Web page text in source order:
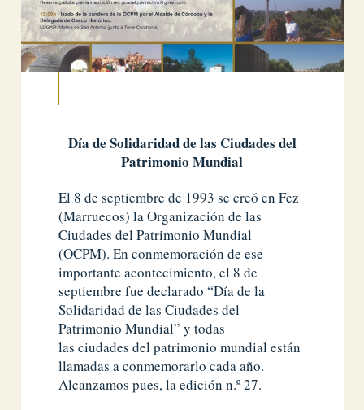
Día de Solidaridad de las Ciudades del
Patrimonio Mundial
El 8 de septiembre de 1993 se creó en Fez
(Marruecos) la Organización de las
Ciudades del Patrimonio Mundial
(OCPM). En conmemoración de ese
importante acontecimiento, el 8 de
septiembre fue declarado “Día de la
Solidaridad de las Ciudades del
Patrimonio Mundial” y todas
las ciudades del patrimonio mundial están
llamadas a conmemorarlo cada año.
Alcanzamos pues, la edición n.º 27.